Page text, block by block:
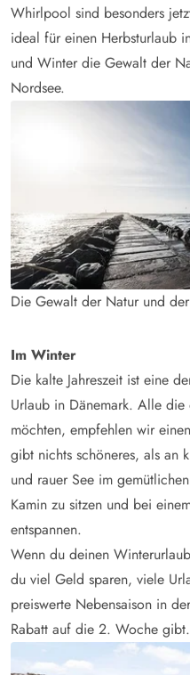
Whirlpool sind besonders
ideal für einen Herbsturlaub
und Winter die Gewalt der
Nordsee.
Die Gewalt der Natur und
Im Winter
Die kalte Jahreszeit ist eine
Urlaub in Dänemark. Alle
möchten, empfehlen wir einen
gibt nichts schöneres, als an
und rauer See im
Kamin zu sitzen und bei
entspannen.
Wenn du deinen
du viel Geld sparen, viele
preiswerte Nebensaison in
Rabatt auf die 2. Woche gibt.